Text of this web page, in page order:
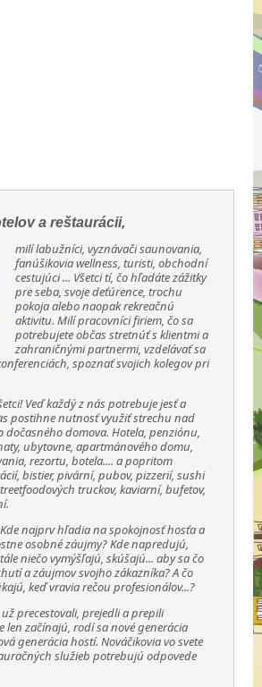
a reštaurácii,
milí labužníci, vyznávači saunovania,
fanúšikovia wellness, turisti, obchodní
cestujúci ... Všetci tí, čo hľadáte zážitky
pre seba, svoje deťúrence, trochu
pokoja alebo naopak rekreačnú
aktivitu. Milí pracovníci firiem, čo sa
potrebujete občas stretnúť s klientmi a
zahraničnými partnermi, vzdelávať sa
spoznať svojich kolegov pri
Veď každý z nás potrebuje jesť a
postihne nutnosť využiť strechu nad
dočasného domova. Hotela, penziónu,
ubytovne, apartmánového domu,
rezortu, botela.... a popritom
bistier, pivární, pubov, pizzerií, sushi
truckov, kaviarní, bufetov,
najprv hľadia na spokojnosť hosťa a
osobné záujmy? Kde napredujú,
niečo vymýšľajú, skúšajú... aby sa čo
a záujmov svojho zákazníka? A čo
keď vravia rečou profesionálov...?
precestovali, prejedli a prepili
len začínajú, rodí sa nové generácia
generácia hostí. Nováčikovia vo svete
služieb potrebujú odpovede